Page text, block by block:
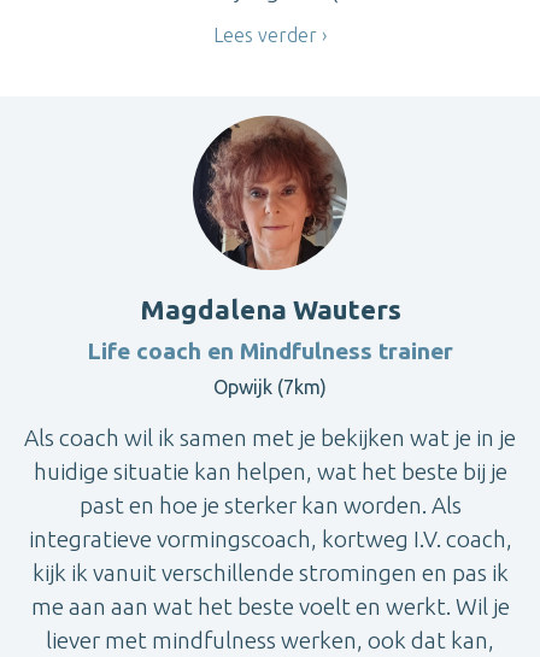
Lees verder
Magdalena Wauters
Life coach en Mindfulness trainer
Opwijk (7km)
Als coach wil ik samen met je bekijken wat je in je
huidige situatie kan helpen, wat het beste bij je
past en hoe je sterker kan worden. Als
integratieve vormingscoach, kortweg I.V. coach,
kijk ik vanuit verschillende stromingen en pas ik
me aan aan wat het beste voelt en werkt. Wil je
liever met mindfulness werken, ook dat kan,